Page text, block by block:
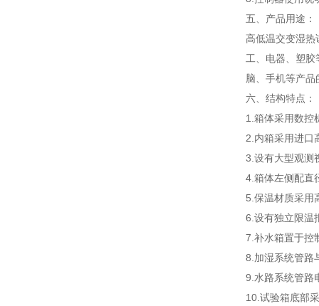
五、产品用途：
高低温交变湿热
工、电器、塑
脑、手机等产
六、结构特点：
1. 箱体采用数控
2.内箱采用进口
3.设有大型观测
4.箱体左侧配直
5.保温材质采用
6.设有独立限温
7.补水箱置于控
8.加湿系统管路
9.水路系统管路
10.试验箱底部